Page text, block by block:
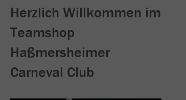
Herzlich Willkommen im
Teamshop
Haßmersheimer
Carneval Club